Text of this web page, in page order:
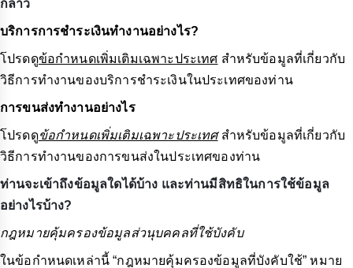
กล่าว
บริการการชำระเงินทำงานอย่างไร?
โปรดดูข้อกำหนดเพิ่มเติมเฉพาะประเทศ สำหรับข้อมูลที่เกี่ยวกับ
วิธีการทำงานของบริการชำระเงินในประเทศของท่าน
การขนส่งทำงานอย่างไร
โปรดดูข้อกำหนดเพิ่มเติมเฉพาะประเทศสำหรับข้อมูลที่เกี่ยวกับ
วิธีการทำงานของการขนส่งในประเทศของท่าน
ท่านจะเข้าถึงข้อมูลใดได้บ้าง และท่านมีสิทธิในการใช้ข้อมูล
อย่างไรบ้าง?
กฎหมายคุ้มครองข้อมูลส่วนุบคคลที่ใช้บังคับ
ในข้อกำหนดเหล่านี้ “กฎหมายคุ้มครองข้อมูลที่บังคับใช้” หมาย